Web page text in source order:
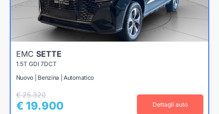
EMC SETTE
1.5T GDI 7DCT
Nuovo | Benzina | Automatico
€ 25.320
€ 19.900 Dettagli auto